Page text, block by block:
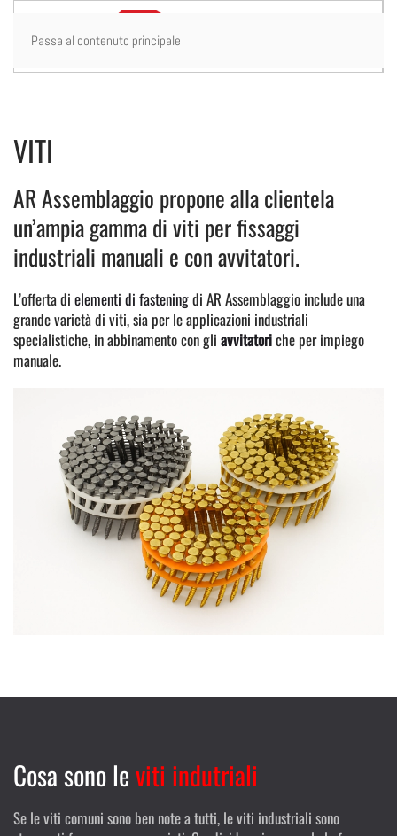
Passa al contenuto principale
VITI
AR Assemblaggio propone alla clientela
un’ampia gamma di viti per fissaggi
industriali manuali e con avvitatori.
L’offerta di elementi di fasteningdi AR Assemblaggio include una
grande varietà di viti, sia per le applicazioni industriali
specialistiche, in abbinamento con gli avvitatoriche per impiego
manuale.
Cosa sono leviti indutriali
Se le viti comuni sono ben note a tutti, le viti industriali sono